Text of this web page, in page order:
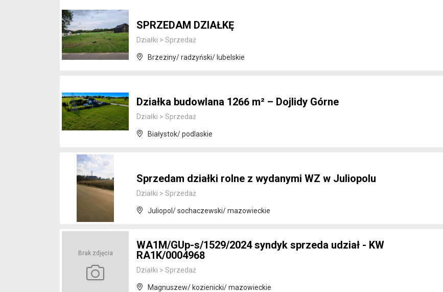
SPRZEDAM DZIAŁKĘ
Działki > Sprzedaż
Brzeziny/ radzyński/ lubelskie
Działka budowlana 1266 m² – Dojlidy Górne
Działki > Sprzedaż
Białystok/ podlaskie
Sprzedam działki rolne z wydanymi WZ w Juliopolu
Działki > Sprzedaż
Juliopol/ sochaczewski/ mazowieckie
Brak zdjęcia
WA1M/GUp-s/1529/2024 syndyk sprzeda udział - KW
RA1K/0004968
Działki > Sprzedaż
Magnuszew/ kozienicki/ mazowieckie